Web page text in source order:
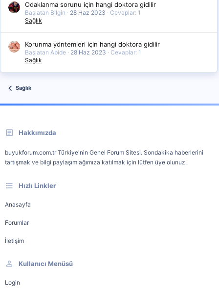
Odaklanma sorunu için hangi doktora gidilir
Başlatan Bilgin 28 Haz 2023
Cevaplar: 1
Sağlık
Korunma yöntemleri için hangi doktora gidilir
Başlatan Abide 28 Haz 2023
Cevaplar: 1
Sağlık
Sağlık
Hakkımızda
buyukforum.com.tr Türkiye'nin Genel Forum Sitesi. Sondakika haberlerini
tartışmak ve bilgi paylaşım ağımıza katılmak için lütfen üye olunuz.
Hızlı Linkler
Anasayfa
Forumlar
İletişim
Kullanıcı Menüsü
Login